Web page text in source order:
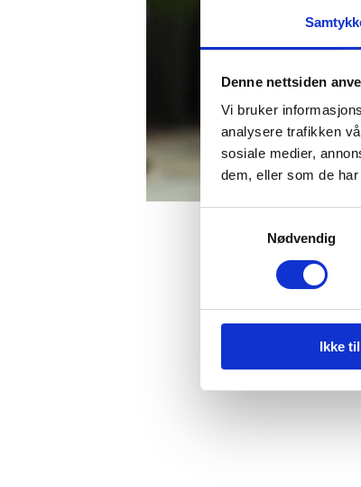
Denne nettsiden
Vi bruker
analysere trafikken
sosiale medier,
dem, eller som de
Nødvendig
Ikke
21. november 2025
Anna